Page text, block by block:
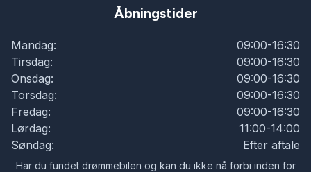
Åbningstider
Mandag:
09:00-16:30
Tirsdag:
09:00-16:30
Onsdag:
09:00-16:30
Torsdag:
09:00-16:30
Fredag:
09:00-16:30
Lørdag:
11:00-14:00
Søndag:
Efter aftale
Har du fundet drømmebilen og kan du ikke nå forbi inden for